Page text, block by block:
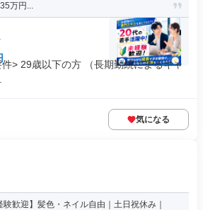
万円...
> 29歳以下の方 （長期勤続によるキャ
気になる
験歓迎】髪色・ネイル自由｜土日祝休み｜